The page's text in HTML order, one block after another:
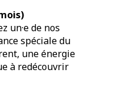
un·e de nos
spéciale du
une énergie
à redécouvrir